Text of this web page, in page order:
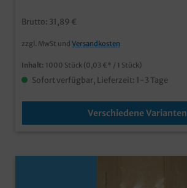
Brutto: 31,89 €
zzgl. MwSt und Versandkosten
Inhalt: 1000 Stück (0,03 €* / 1 Stück)
Sofort verfügbar, Lieferzeit: 1-3 Tage
Verschiedene Varianten